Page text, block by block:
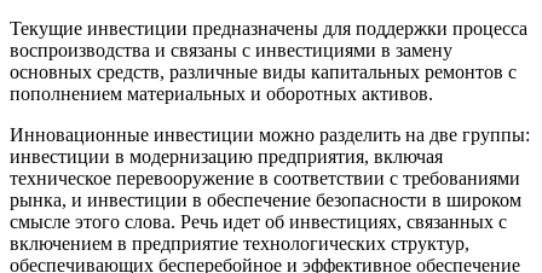
Текущие инвестиции предназначены для поддержки процесса
воспроизводства и связаны с инвестициями в замену
основных средств, различные виды капитальных ремонтов с
пополнением материальных и оборотных активов.
Инновационные инвестиции можно разделить на две группы:
инвестиции в модернизацию предприятия, включая
техническое перевооружение в соответствии с требованиями
рынка, и инвестиции в обеспечение безопасности в широком
смысле этого слова. Речь идет об инвестициях, связанных с
включением в предприятие технологических структур,
обеспечивающих бесперебойное и эффективное обеспечение